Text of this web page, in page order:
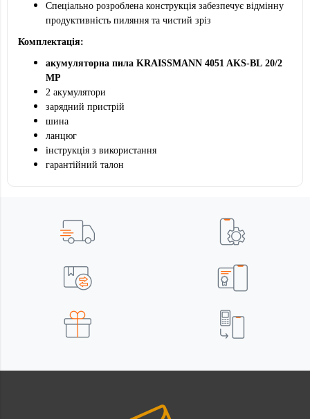
Спеціально розроблена конструкція забезпечує відмінну
продуктивність пиляння та чистий зріз
Комплектація:
акумуляторна пила KRAISSMANN 4051 AKS-BL 20/2
MP
2 акумулятори
зарядний пристрій
шина
ланцюг
інструкція з використання
гарантійний талон